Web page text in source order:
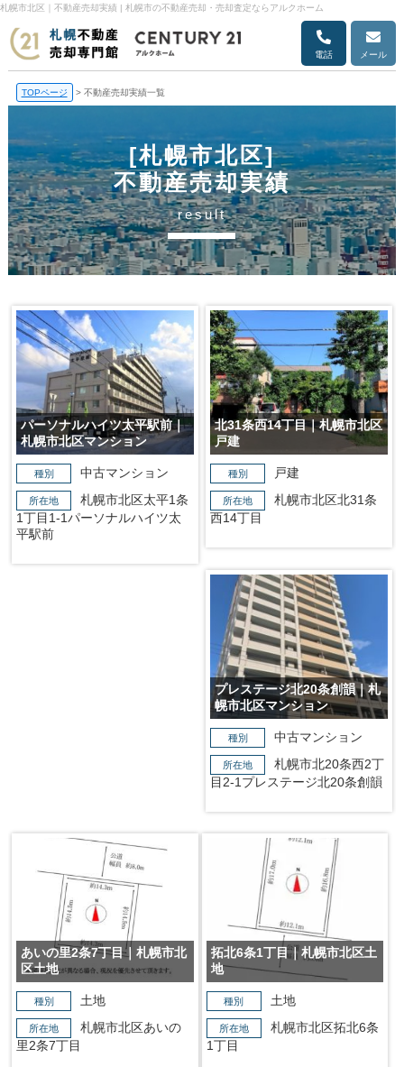
札幌市北区｜不動産売却実績 | 札幌市の不動産売却・売却査定ならアルクホーム
電話 メール
TOPページ > 不動産売却実績一覧
[札幌市北区]
不動産売却実績
result
パーソナルハイツ太平駅前｜
札幌市北区マンション
種別 中古マンション
所在地
札幌市北区太平1条
1丁目1-1パーソナルハイツ太
平駅前
北31条西14丁目｜札幌市北区
戸建
種別 戸建
所在地
札幌市北区北31条
西14丁目
プレステージ北20条創韻｜札
幌市北区マンション
種別 中古マンション
所在地
札幌市北20条西2丁
目2-1プレステージ北20条創韻
あいの里2条7丁目｜札幌市北
区土地
種別 土地
所在地
札幌市北区あいの
里2条7丁目
拓北6条1丁目｜札幌市北区土
地
種別 土地
所在地
札幌市北区拓北6条
1丁目